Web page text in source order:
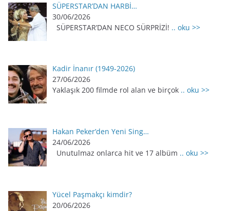
SÜPERSTAR’DAN HARBİ…
30/06/2026
SÜPERSTAR’DAN NECO SÜRPRİZİ! .. oku >>
Kadir İnanır (1949-2026)
27/06/2026
Yaklaşık 200 filmde rol alan ve birçok .. oku >>
Hakan Peker’den Yeni Sing…
24/06/2026
Unutulmaz onlarca hit ve 17 albüm .. oku >>
Yücel Paşmakçı kimdir?
20/06/2026